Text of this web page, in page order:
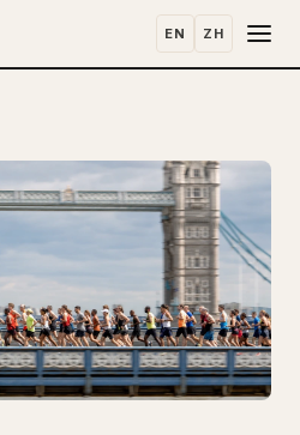
EN ZH